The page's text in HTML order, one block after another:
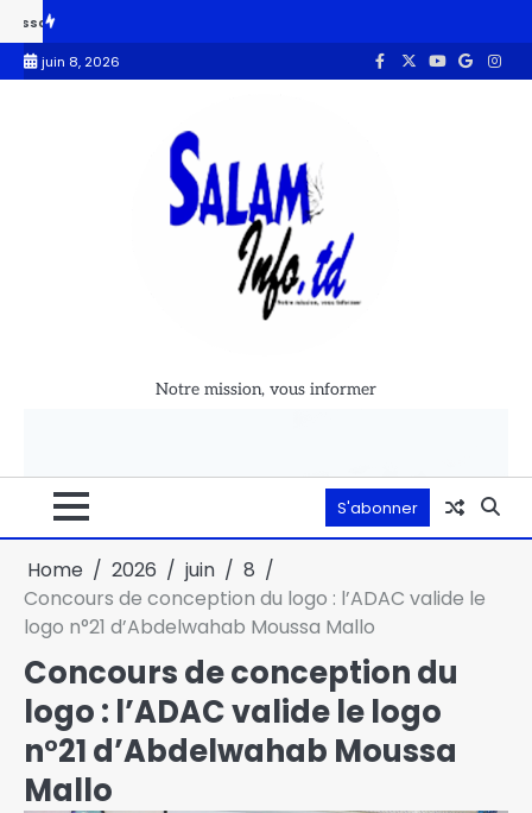
Inauguration du siège de l’UNC/MPS : Aziz Mahamat Saleh appelle à
juin 8, 2026
Notre mission, vous informer
S'abonner
Home 2026 juin
8
Concours de conception du logo : l’ADAC valide le
logo n°21 d’Abdelwahab Moussa Mallo
Concours de conception du
logo : l’ADAC valide le logo
n°21 d’Abdelwahab Moussa
Mallo